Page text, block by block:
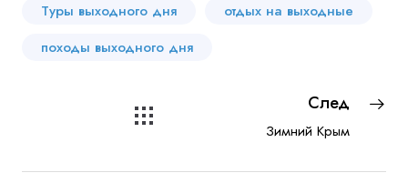
Туры выходного дня
отдых на выходные
походы выходного дня
След
Зимний Крым